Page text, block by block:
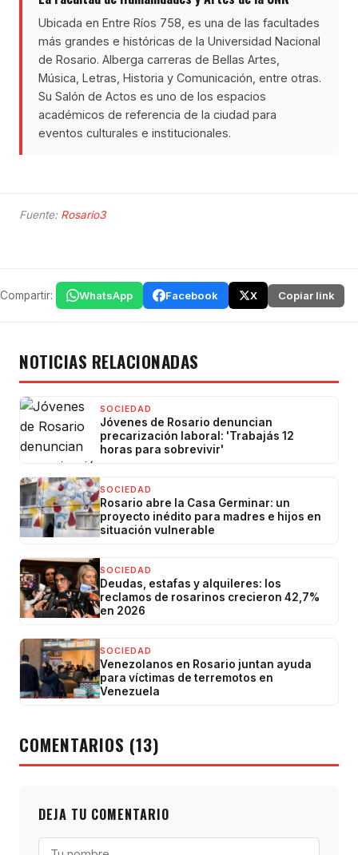
Ubicada en Entre Ríos 758, es una de las facultades
más grandes e históricas de la Universidad Nacional
de Rosario. Alberga carreras de Bellas Artes,
Música, Letras, Historia y Comunicación, entre otras.
Su Salón de Actos es uno de los espacios
académicos de referencia de la ciudad para
eventos culturales e institucionales.
Fuente: Rosario3
Compartir: WhatsApp Facebook X Copiar link
NOTICIAS RELACIONADAS
SOCIEDAD
Jóvenes de Rosario denuncian
precarización laboral: 'Trabajás 12
horas para sobrevivir'
SOCIEDAD
Rosario abre la Casa Germinar: un
proyecto inédito para madres e hijos en
situación vulnerable
SOCIEDAD
Deudas, estafas y alquileres: los
reclamos de rosarinos crecieron 42,7%
en 2026
SOCIEDAD
Venezolanos en Rosario juntan ayuda
para víctimas de terremotos en
Venezuela
COMENTARIOS (13)
DEJA TU COMENTARIO